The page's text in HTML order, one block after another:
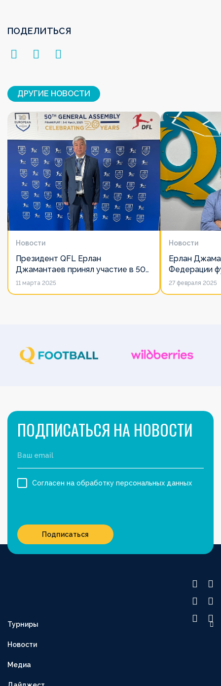
ПОДЕЛИТЬСЯ
ДРУГИЕ НОВОСТИ
Новости
Президент QFL Ерлан
Джамантаев принял участие в 50-
м Общем собрании Европейских
11 марта 2025
Новости
Ерлан
Федерации
дорожит
27 февраля 2025
Турниры
OLIMPBET-КУБОК
ВТОРАЯ ЛИГА
Новости
Медиа
ПОДПИСАТЬСЯ НА НОВОСТИ
Согласен на обработку персональных данных
Подписаться